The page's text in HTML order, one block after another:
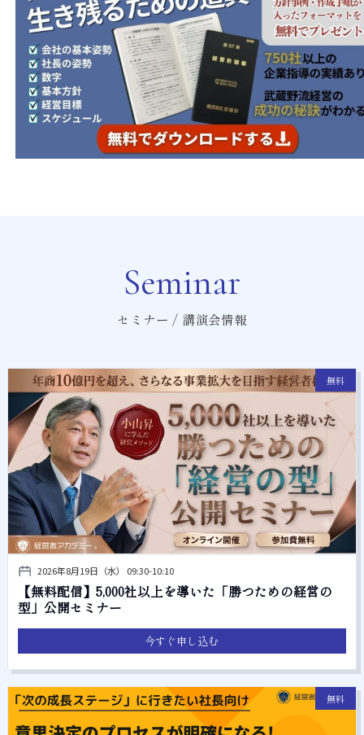
Seminar
セミナー / 講演会情報
無料
2026年8月19日（水） 09:30-10:10
【無料配信】5,000社以上を導いた「勝つための経営の
型」公開セミナー
今すぐ申し込む
無料